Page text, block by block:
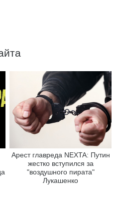
Арест главреда NEXTA: Путин
жестко вступился за
"воздушного пирата"
Лукашенко